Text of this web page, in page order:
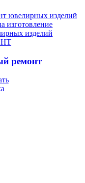
ювелирных изделий
изготовление
изделий
ремонт